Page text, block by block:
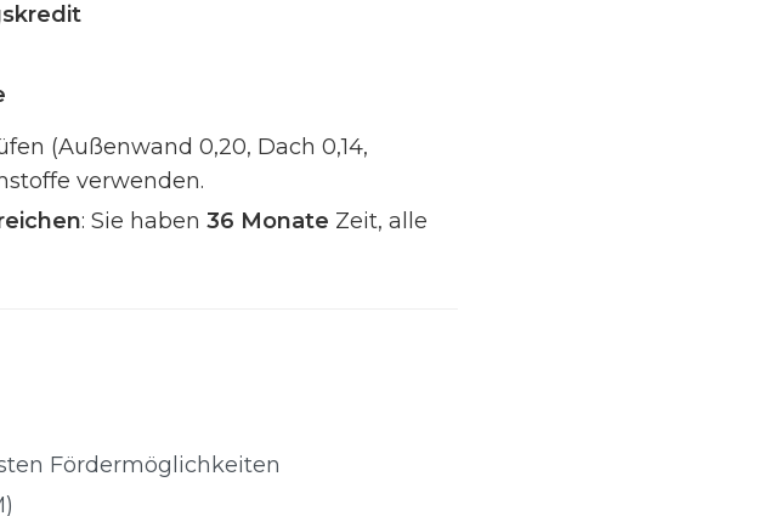
(Außenwand 0,20, Dach 0,14,
verwenden.
: Sie haben 36 Monate Zeit, alle
Fördermöglichkeiten